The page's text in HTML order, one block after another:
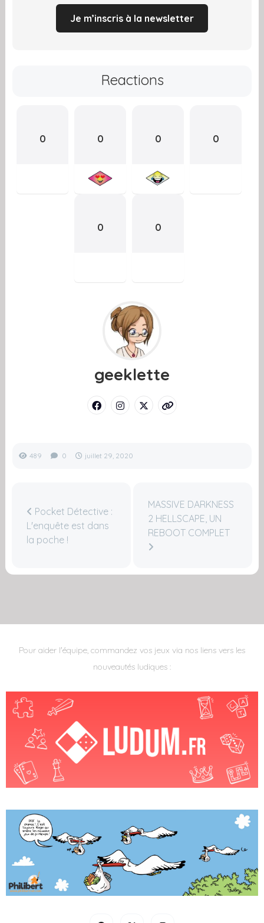
Je m’inscris à la newsletter
Reactions
0 0 0 0
0 0
geeklette
489 0 juillet 29, 2020
Pocket Détective :
L'enquête est dans
la poche !
MASSIVE DARKNESS
2 HELLSCAPE, UN
REBOOT COMPLET
Pour aider l'équipe, commandez vos jeux via nos liens vers les
nouveautés ludiques :